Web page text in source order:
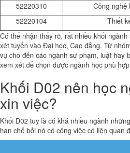
52220310
Công nghệ
52220104
Thiết
Có thể nhận thấy rõ, rất nhiều khối
xét tuyển vào Đại học, Cao đẳng. Từ
vụ cho đến các ngành sư phạm, luật hay
xem xét để chọn được ngành học phù
Khối D02 nên học
xin việc?
Khối D02 tuy là có khá nhiều ngành
hạn chế bởi nó có công việc có liên quan